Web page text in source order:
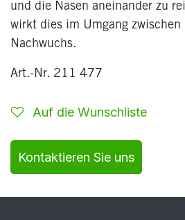
und die Nasen aneinander zu
wirkt dies im Umgang
Nachwuchs.
Art.-Nr. 211 477
Auf die Wunschliste
Kontaktieren Sie uns